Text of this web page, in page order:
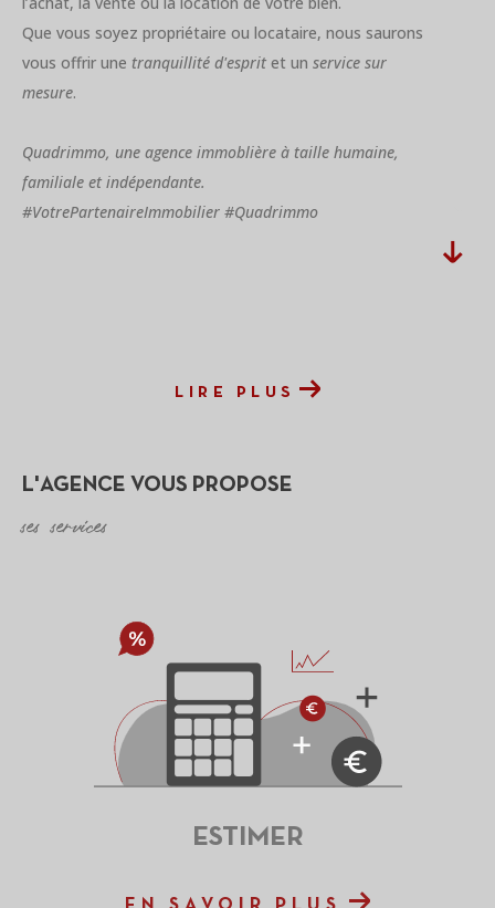
Que vous soyez propriétaire ou locataire, nous saurons
vous offrir une tranquillité d'esprit et un service sur
mesure.
Quadrimmo, une agence immoblière à taille humaine,
familiale et indépendante.
#VotrePartenaireImmobilier #Quadrimmo
LIRE PLUS
L'AGENCE VOUS PROPOSE
ses services
ESTIMER